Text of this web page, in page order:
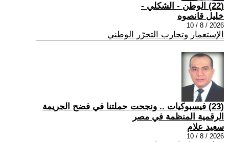
(22) الوطن - الشكلي -
خليل قانصوه
2026 / 8 / 10
الإستعمار وتجارب التحرّر الوطني
(23) فيسبوكيات .. ونجحت حملتنا في فضح الجريمة
الرقمية المنظمة في مصر
سعيد علام
2026 / 8 / 10